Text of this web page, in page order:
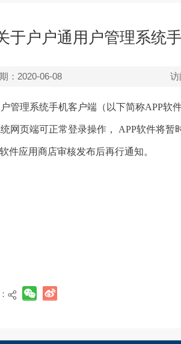
于户户通用户管理系统
：2020-06-08 访
管理系统手机客户端（以下简称APP软
网页端可正常登录操作， APP软件将
件应用商店审核发布后再行通知。